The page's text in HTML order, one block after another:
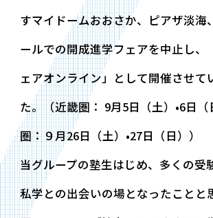
すマイドームおおさか、ピアザ淡海
ールでの開成進学フェアを中止し、
ェアオンライン」として開催させて
た。（近畿圏： 9月5日（土）•6日
圏：９月26日（土）•27日（日））
当グループの塾生はじめ、多くの受
私学との出会いの場となったことと